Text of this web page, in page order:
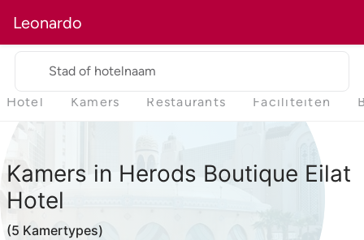
Leonardo
Stad of hotelnaam
Hotel Kamers Restaurants Faciliteiten
Kamers in Herods Boutique Eilat
Hotel
(5 Kamertypes)